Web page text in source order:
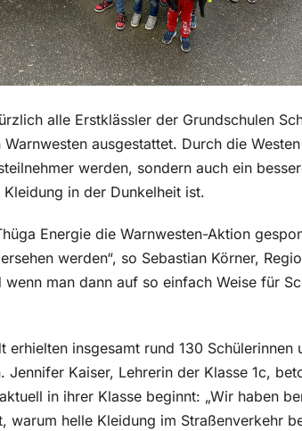
alle Erstklässler der Grundschulen
ausgestattet. Durch die
werden, sondern auch ein
in der Dunkelheit ist.
Energie die Warnwesten-Aktion
werden“, so Sebastian Körner,
man dann auf so einfach Weise für
insgesamt rund 130 Schülerinnen
Jennifer Kaiser, Lehrerin der Klasse 1c,
in ihrer Klasse beginnt: „Wir haben
warum helle Kleidung im Straßenverkehr